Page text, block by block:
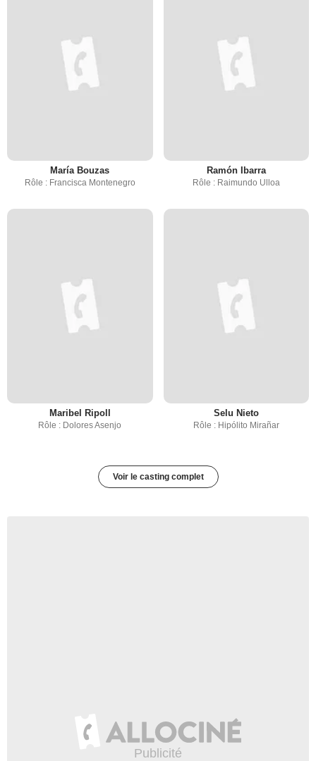
María Bouzas
Rôle : Francisca Montenegro
Ramón Ibarra
Rôle : Raimundo Ulloa
Maribel Ripoll
Rôle : Dolores Asenjo
Selu Nieto
Rôle : Hipólito Mirañar
Voir le casting complet